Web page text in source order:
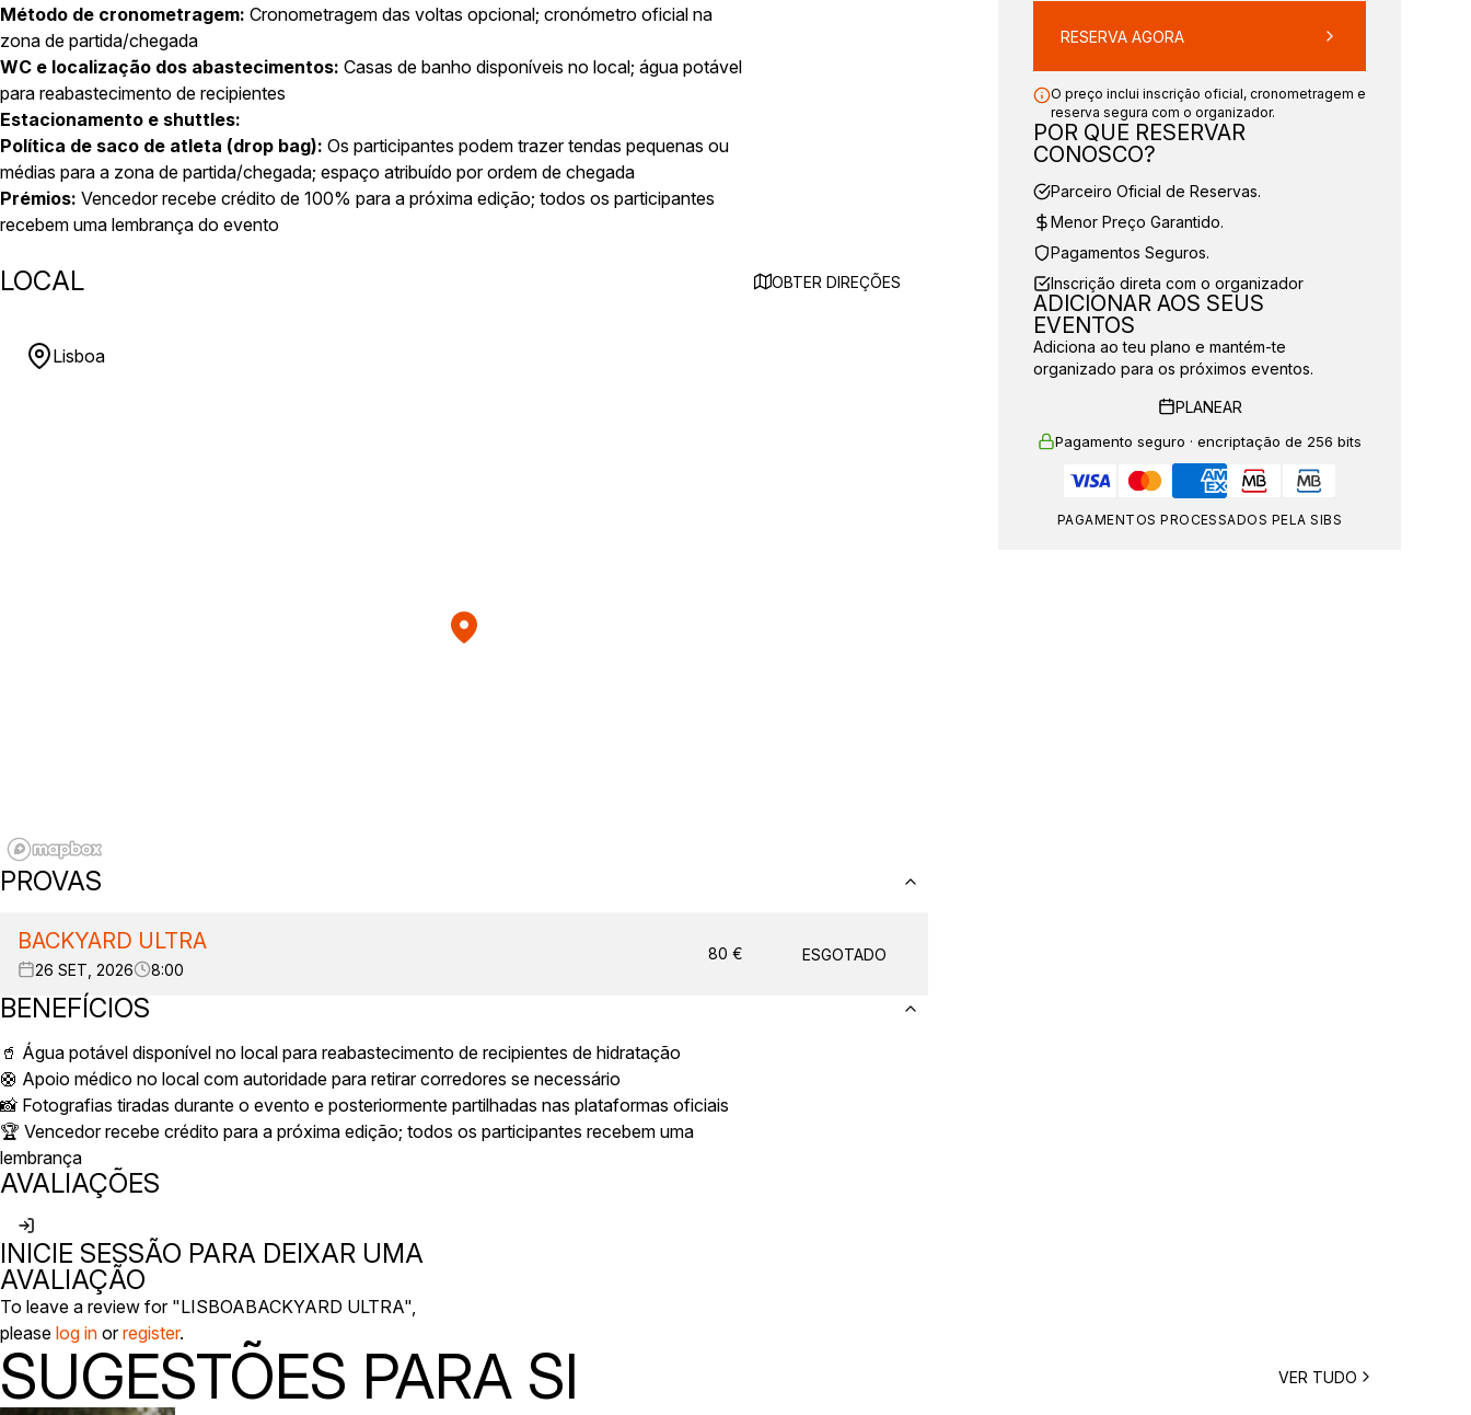
Método de cronometragem: Cronometragem das voltas opcional; cronómetro oficial na
zona de partida/chegada
WC e localização dos abastecimentos: Casas de banho disponíveis no local; água potável
para reabastecimento de recipientes
Estacionamento e shuttles:
Política de saco de atleta (drop bag): Os participantes podem trazer tendas pequenas ou
médias para a zona de partida/chegada; espaço atribuído por ordem de chegada
Prémios: Vencedor recebe crédito de 100% para a próxima edição; todos os participantes
recebem uma lembrança do evento
LOCAL OBTER DIREÇÕES
Lisboa
PROVAS
BACKYARD ULTRA
26 SET, 2026 8:00
80 € ESGOTADO
BENEFÍCIOS
🥤 Água potável disponível no local para reabastecimento de recipientes de hidratação
🛟 Apoio médico no local com autoridade para retirar corredores se necessário
📸 Fotografias tiradas durante o evento e posteriormente partilhadas nas plataformas oficiais
🏆 Vencedor recebe crédito para a próxima edição; todos os participantes recebem uma
lembrança
AVALIAÇÕES
INICIE SESSÃO PARA DEIXAR UMA
AVALIAÇÃO
To leave a review for "LISBOABACKYARD ULTRA",
please log in orregister.
RESERVA AGORA
O preço inclui inscrição oficial, cronometragem e
reserva segura com o organizador.
POR QUE RESERVAR
CONOSCO?
Parceiro Oficial de Reservas.
Menor Preço Garantido.
Pagamentos Seguros.
Inscrição direta com o organizador
ADICIONAR AOS SEUS
EVENTOS
Adiciona ao teu plano e mantém-te
organizado para os próximos eventos.
PLANEAR
Pagamento seguro · encriptação de 256 bits
PAGAMENTOS PROCESSADOS PELA SIBS
SUGESTÕES PARA SI VER TUDO